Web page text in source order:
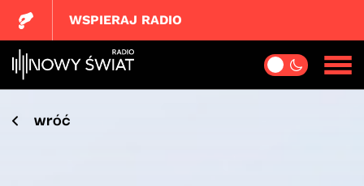
WSPIERAJ RADIO
wróć